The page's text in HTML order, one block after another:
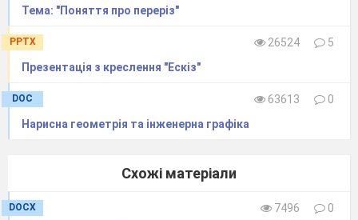
другу допоміжну пряму, також на відстані
радіуса спряження
III).У точці
перетину обох допоміжних
З точки О проводять перпендикуляри на
спряжувані
Тема: "Поняття про переріз"
PPTX 26524
5
Презентація з креслення "Ескіз"
DOC 63613
0
Нарисна геометрiя та iнженерна графiка
Схожі матеріали
DOCX 7496
0